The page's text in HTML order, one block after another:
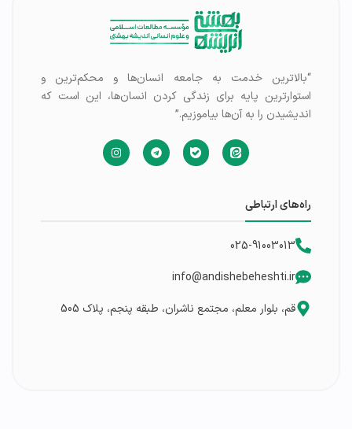
“بالاترین خدمت به جامعه انسان‌ها و محکم‌ترین و
استوارترین پایه برای زندگی کردن انسان‌ها، این است که
اندیشیدن را به آن‌ها بیاموزیم.”
راه‌های ارتباطی
025-91003013
info@andishebeheshti.ir
قم، بلوار معلم، مجتمع ناشران، طبقه پنجم، پلاک 505